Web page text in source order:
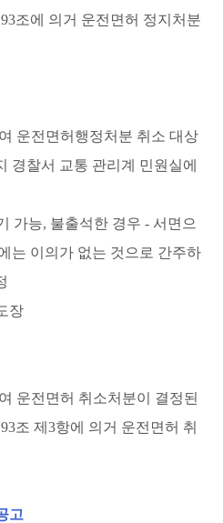
조에 의거 운전면허 정지처분
운전면허행정처분 취소 대상
경찰서 교통 관리계 민원실에
가능, 불출석한 경우 - 서면으
는 이의가 없는 것으로 간주하
장
운전면허 취소처분이 결정된
조 제3항에 의거 운전면허 취
고